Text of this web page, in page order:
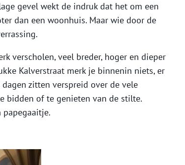
gevel wekt de indruk dat het om een
dan een woonhuis. Maar wie door de
verscholen, veel breder, hoger en dieper
Kalverstraat merk je binnenin niets, er
zitten verspreid over de vele
bidden of te genieten van de stilte.